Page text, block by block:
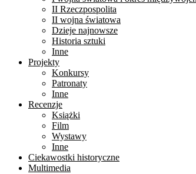
II Rzeczpospolita
II wojna światowa
Dzieje najnowsze
Historia sztuki
Inne
Projekty
Konkursy
Patronaty
Inne
Recenzje
Książki
Film
Wystawy
Inne
Ciekawostki historyczne
Multimedia